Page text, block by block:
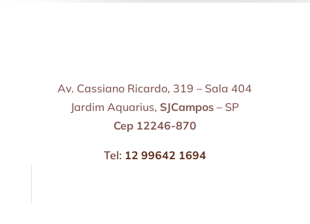
Av. Cassiano Ricardo, 319 – Sala 404
Jardim Aquarius, SJCampos – SP
Cep 12246-870
Tel: 12 99642 1694